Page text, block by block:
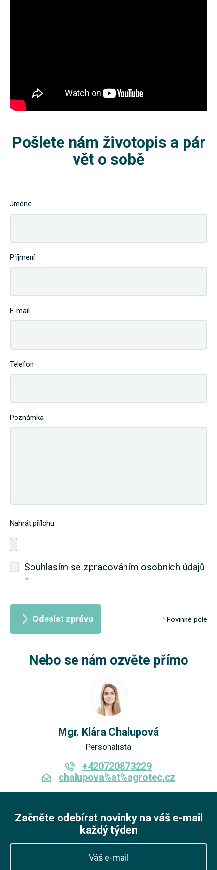
Pošlete nám životopis a pár
vět o sobě
Jméno
Příjmení
E-mail
Telefon
Poznámka
Nahrát přílohu
Souhlasím se zpracováním osobních údajů
*
Odeslat zprávu Povinné pole
Nebo se nám ozvěte přímo
Mgr. Klára Chalupová
Personalista
+420720873229
chalupova%at%agrotec.cz
Začněte odebírat novinky na váš e-mail
každý týden